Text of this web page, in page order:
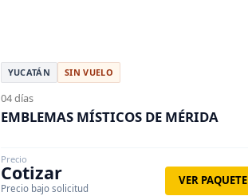
YUCATÁN SIN VUELO
04 días
EMBLEMAS MÍSTICOS DE MÉRIDA
Precio
Cotizar
Precio bajo solicitud
VER PAQUETE